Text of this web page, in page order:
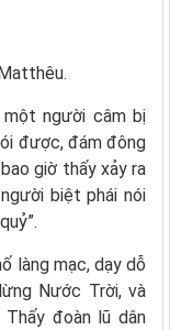
một người câm bị
được, đám đông
giờ thấy xảy ra
biệt phái nói
làng mạc, dạy dỗ
Nước Trời, và
đoàn lũ dân